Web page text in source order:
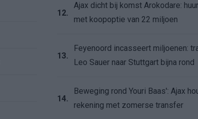
12.
Ajax dicht bij komst Arokodare:
met koopoptie van 22 miljoen
13.
Feyenoord incasseert miljoenen:
Leo Sauer naar Stuttgart bijna rond
14.
Beweging rond Youri Baas': Ajax
rekening met zomerse transfer